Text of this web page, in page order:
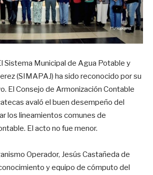
Sistema Municipal de Agua Potable y
(SIMAPAJ) ha sido reconocido por su
El Consejo de Armonización Contable
avaló el buen desempeño del
los lineamientos comunes de
El acto no fue menor.
Operador, Jesús Castañeda de
y equipo de cómputo del